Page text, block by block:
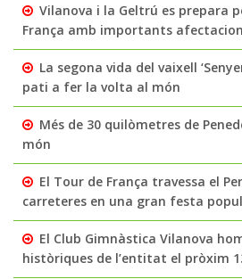
Vilanova i la Geltrú es prepara
França amb importants
La segona vida del vaixell
pati a fer la volta al món
Més de 30 quilòmetres de
món
El Tour de França travessa el
carreteres en una gran festa
El Club Gimnàstica Vilanova
històriques de l’entitat el pròxim